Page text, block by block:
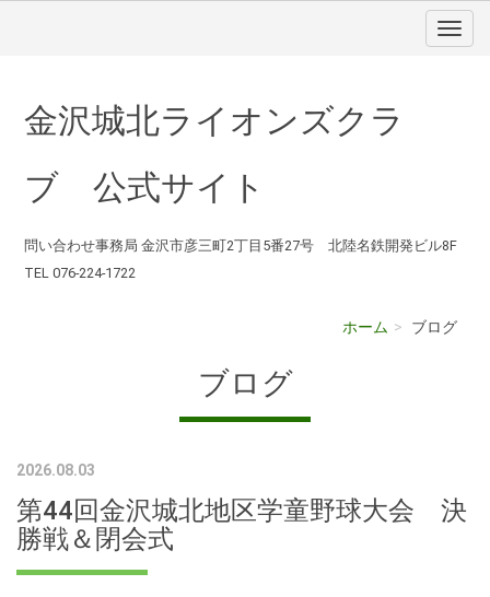
金沢城北ライオンズクラ
ブ 公式サイト
問い合わせ事務局 金沢市彦三町2丁目5番27号 北陸名鉄開発ビル8F
TEL 076-224-1722
ホーム ブログ
ブログ
2026.08.03
第44回金沢城北地区学童野球大会 決
勝戦＆閉会式